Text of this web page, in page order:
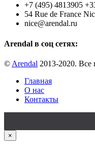
+7 (495) 4813905
54 Rue de France
nice@arendal.ru
Arendal в соц сетях:
© Arendal 2013-2020.
Главная
О нас
Контакты
×